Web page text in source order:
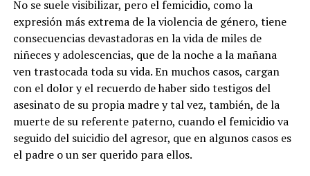
No se suele visibilizar, pero el femicidio, como la
expresión más extrema de la violencia de género, tiene
consecuencias devastadoras en la vida de miles de
niñeces y adolescencias, que de la noche a la mañana
ven trastocada toda su vida. En muchos casos, cargan
con el dolor y el recuerdo de haber sido testigos del
asesinato de su propia madre y tal vez, también, de la
muerte de su referente paterno, cuando el femicidio va
seguido del suicidio del agresor, que en algunos casos es
el padre o un ser querido para ellos.